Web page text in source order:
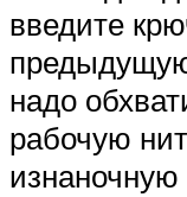
введите
надо
рабочую
изнаночную